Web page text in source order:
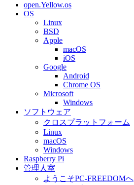
open.Yellow.os
OS
Linux
BSD
Apple
macOS
iOS
Google
Android
Chrome OS
Microsoft
Windows
ソフトウェア
クロスプラットフォーム
Linux
macOS
Windows
Raspberry Pi
管理人室
ようこそPC-FREEDOMへ